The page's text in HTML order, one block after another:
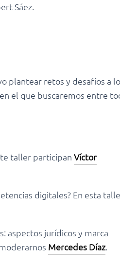
Sáez.
plantear retos y desafíos a
el que buscaremos entre
taller participan Víctor
digitales? En esta
aspectos jurídicos y marca
Mercedes Díaz.